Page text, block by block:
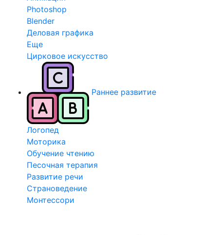
Photoshop
Blender
Деловая графика
Еще
Цирковое искусство
Раннее развитие
Логопед
Моторика
Обучение чтению
Песочная терапия
Развитие речи
Страноведение
Монтессори